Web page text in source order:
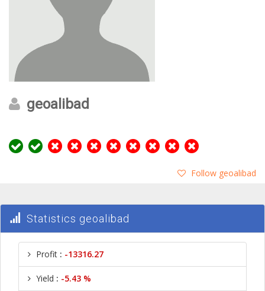
geoalibad
Follow geoalibad
Statistics geoalibad
Profit : -13316.27
Yield : -5.43 %